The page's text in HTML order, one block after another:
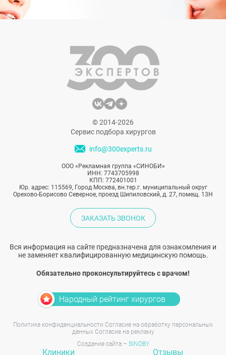
© 2014-2026
Сервис подбора хирургов
info@300experts.ru
ООО «Рекламная группа «СИНОБИ»
ИНН: 7743705998
КПП: 772401001
Юр. адрес: 115569, Город Москва, вн.тер.г. муниципальный округ
Орехово-Борисово Северное, проезд Шипиловский, д. 27, помещ. 13Н
ЗАКАЗАТЬ ЗВОНОК
Вся информация на сайте предназначена для ознакомления и
не заменяет квалифицированную медицинскую помощь.
Обязательно проконсультируйтесь с врачом!
Народный рейтинг хирургов
Политика конфиденциальности Согласие на обработку персональных
данных Согласие на рекламу
Создание сайта – SINOBY
Клиники Отзывы